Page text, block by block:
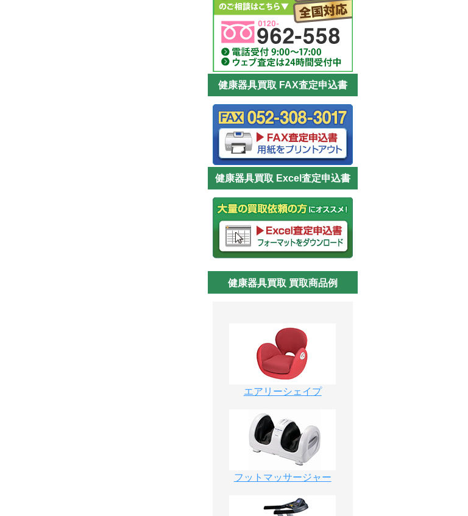
健康器具買取 FAX査定申込書
健康器具買取 Excel査定申込書
健康器具買取 買取商品例
エアリーシェイプ
フットマッサージャー